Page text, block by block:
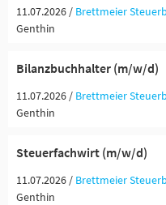
11.07.2026 / Brettmeier
Genthin
Bilanzbuchhalter (m/w/d)
11.07.2026 / Brettmeier
Genthin
Steuerfachwirt (m/w/d)
11.07.2026 / Brettmeier
Genthin